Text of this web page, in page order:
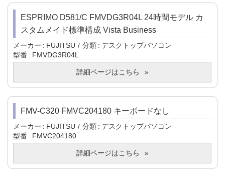
ESPRIMO D581/C FMVDG3R04L 24時間モデル カ
スタムメイド標準構成 Vista Business
メーカー FUJITSU 分類
デスクトップパソコン
型番
FMVDG3R04L
詳細ページはこちら
FMV-C320 FMVC204180 キーボードなし
メーカー FUJITSU 分類
デスクトップパソコン
型番
FMVC204180
詳細ページはこちら